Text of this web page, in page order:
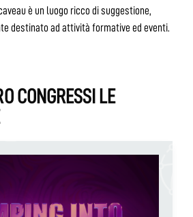
è un luogo ricco di suggestione,
destinato ad attività formative ed eventi.
CONGRESSI LE